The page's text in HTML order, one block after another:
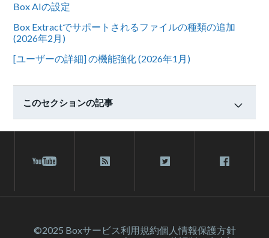
Box AIの設定
Box Extractでサポートされるファイルの種類の追加
(2026年2月)
[ユーザーの詳細] の機能強化 (2026年1月)
このセクションの記事
©2025 Boxサービス利⽤規約個人情報保護方針